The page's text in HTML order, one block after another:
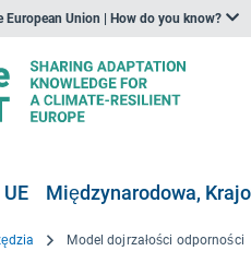
Union | How do you know?
Międzynarodowa,
Model dojrzałości odporności